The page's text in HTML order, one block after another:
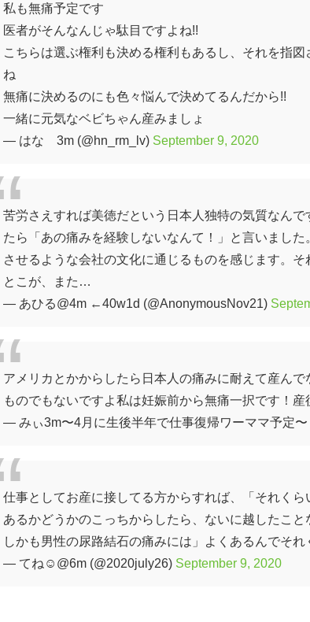
私も無痛予定です
医者がそんなんじゃ駄目ですよね!!
こちらは選ぶ権利も決める権利もあるし、それを指
ね
無痛に決めるのにも色々悩んで決めてるんだから!!
一緒に元気なベビちゃん産みましょ
— はな®︎3m (@hn_rm_lv) September 9, 2020
苦労さえすれば美徳だという日本人独特の気質なん
たら「あの痛みを経験しないなんて！」と言いまし
させるような会社の文化に通じるものを感じます。
とこが、また…
— あひる@4m ←40w1d (@AnonymousNov21)
アメリカとかからしたら日本人の痛みに耐えて産ん
ものでもないですよ私は妊娠前から無痛一択です！産
— みぃ3m〜4月に生後半年で仕事復帰ワーママ予定
仕事としてお産に接してる方からすれば、「それく
あるかどうかのこっちからしたら、ないに越したこと
しかも男性の尿路結石の痛みには」よくあるんでそれ
— てね☺︎@6m (@2020july26) September 9, 2020